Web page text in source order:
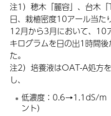
注1）穂木「麗容」、台木
日、栽植密度10アール当
12月から3月において、10
キログラムを日の出1時間
た。
注2）培養液はOAT-A処方
し、
低濃度：0.6→1.1dS/m
ント）